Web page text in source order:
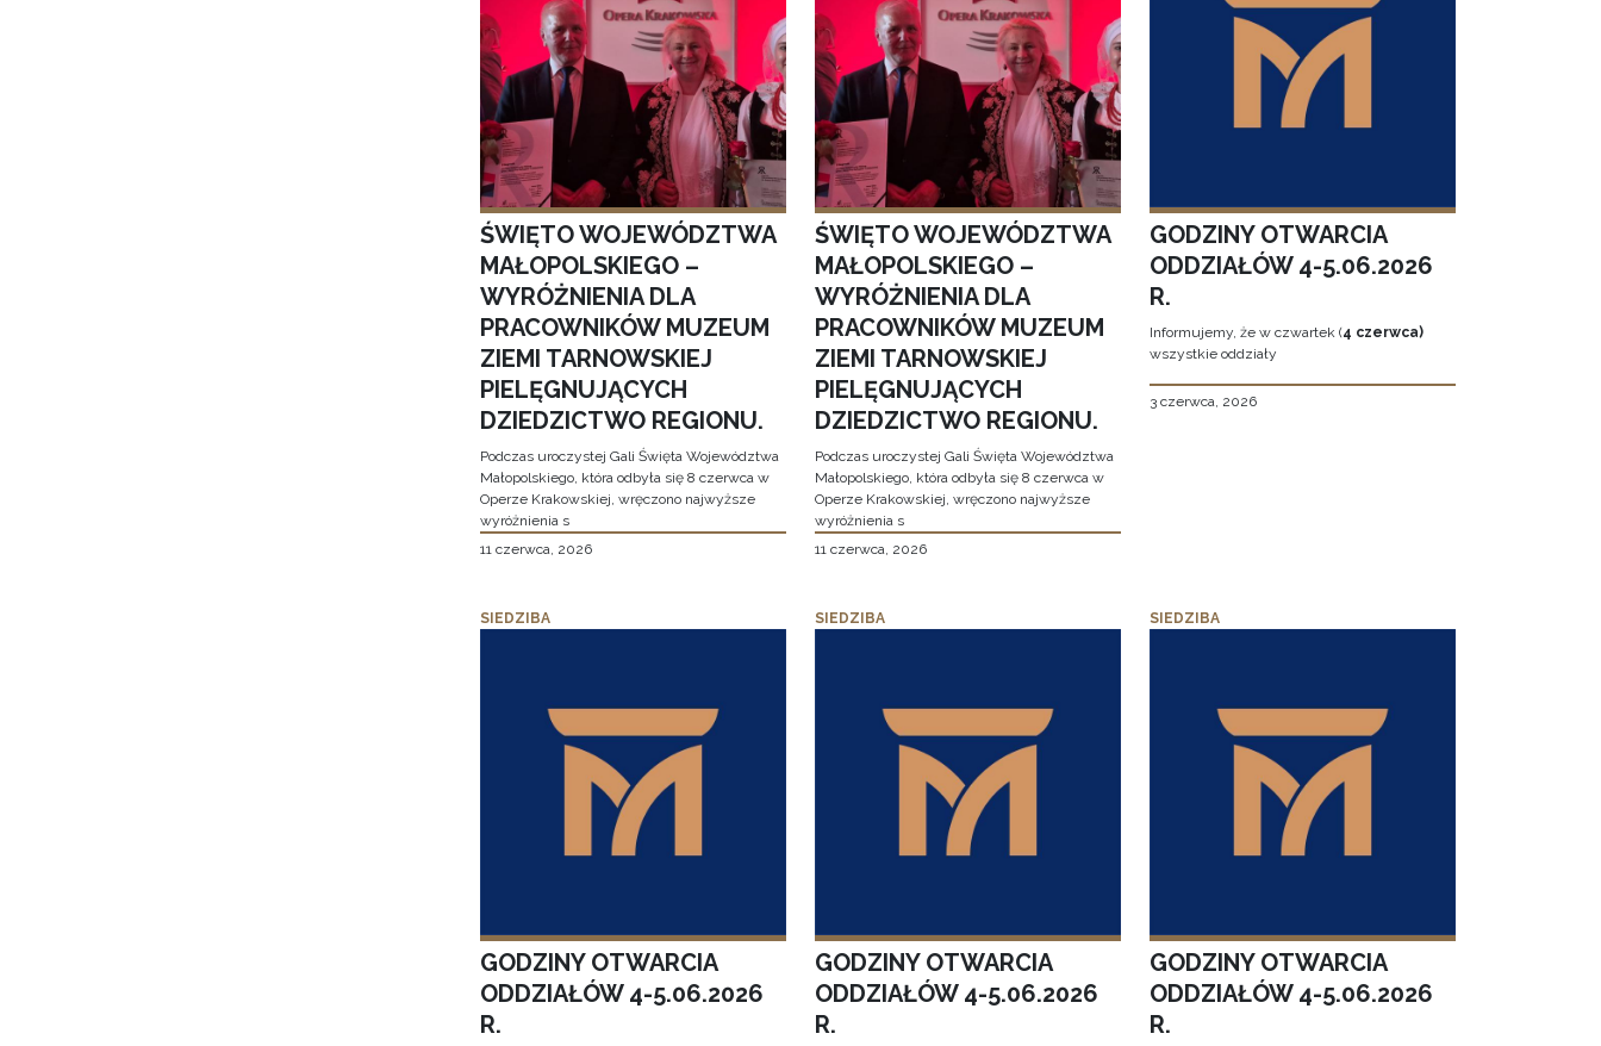
ŚWIĘTO WOJEWÓDZTWA
MAŁOPOLSKIEGO –
WYRÓŻNIENIA DLA
PRACOWNIKÓW MUZEUM
ZIEMI TARNOWSKIEJ
PIELĘGNUJĄCYCH
DZIEDZICTWO REGIONU.
Podczas uroczystej Gali Święta Województwa
Małopolskiego, która odbyła się 8 czerwca w
Operze Krakowskiej, wręczono najwyższe
wyróżnienia s
11 czerwca, 2026
ŚWIĘTO WOJEWÓDZTWA
MAŁOPOLSKIEGO –
WYRÓŻNIENIA DLA
PRACOWNIKÓW MUZEUM
ZIEMI TARNOWSKIEJ
PIELĘGNUJĄCYCH
DZIEDZICTWO REGIONU.
Podczas uroczystej Gali Święta Województwa
Małopolskiego, która odbyła się 8 czerwca w
Operze Krakowskiej, wręczono najwyższe
wyróżnienia s
11 czerwca, 2026
GODZINY OTWARCIA
ODDZIAŁÓW 4-5.06.2026
R.
Informujemy, że w czwartek (4 czerwca)
wszystkie oddziały
3 czerwca, 2026
SIEDZIBA
GODZINY OTWARCIA
ODDZIAŁÓW 4-5.06.2026
R.
SIEDZIBA
GODZINY OTWARCIA
ODDZIAŁÓW 4-5.06.2026
R.
SIEDZIBA
GODZINY OTWARCIA
ODDZIAŁÓW 4-5.06.2026
R.